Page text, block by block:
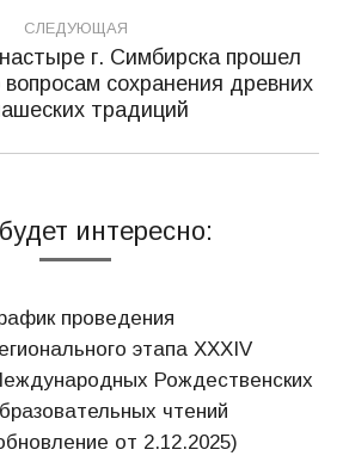
СЛЕДУЮЩАЯ
Следующая
запись:
г. Симбирска прошел
вопросам сохранения древних
традиций
интересно:
проведения
этапа XXXIV
Рождественских
чтений
от 2.12.2025)